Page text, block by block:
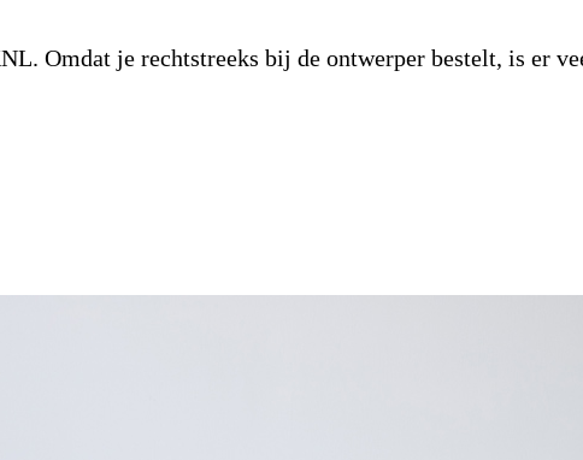
Omdat je rechtstreeks bij de ontwerper bestelt, is er